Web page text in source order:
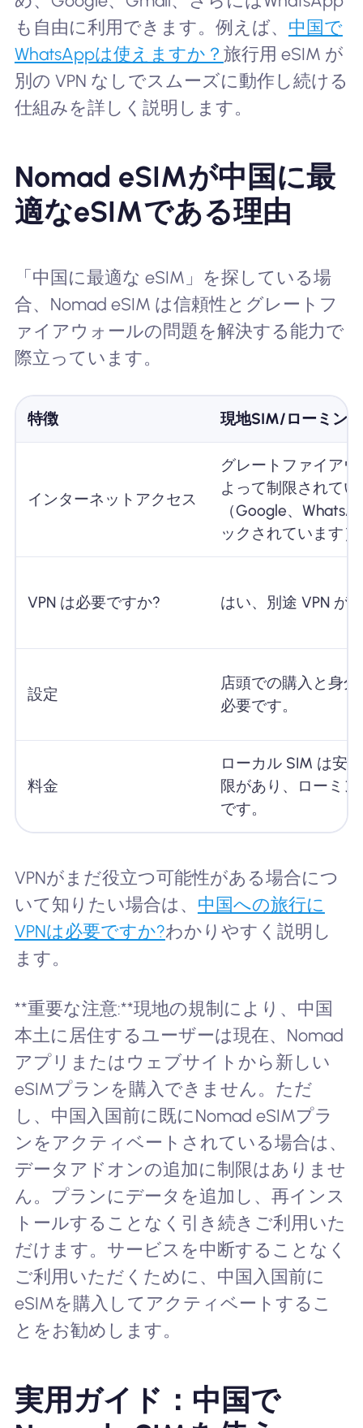
も自由に利用できます。例えば、 中国で
WhatsAppは使えますか？ 旅行用 eSIM が
別の VPN なしでスムーズに動作し続ける
仕組みを詳しく説明します。
Nomad eSIMが中国に最
適なeSIMである理由
「中国に最適な eSIM」を探している場
合、Nomad eSIM は信頼性とグレートフ
ァイアウォールの問題を解決する能力で
際立っています。
特徴 現地SIM/ローミング
インターネットアクセス
グレートファイア
よって制限されて
（Google、
ックされています）
VPN は必要ですか? はい、別途 VPN が
設定
店頭での購入と身
必要です。
料金
ローカル SIM は安
限があり、ローミ
です。
VPNがまだ役立つ可能性がある場合につ
いて知りたい場合は、 中国への旅行に
VPNは必要ですか?わかりやすく説明し
ます。
**重要な注意:**現地の規制により、中国
本土に居住するユーザーは現在、Nomad
アプリまたはウェブサイトから新しい
eSIMプランを購入できません。ただ
し、中国入国前に既にNomad eSIMプラ
ンをアクティベートされている場合は、
データアドオンの追加に制限はありませ
ん。プランにデータを追加し、再インス
トールすることなく引き続きご利用いた
だけます。サービスを中断することなく
ご利用いただくために、中国入国前に
eSIMを購入してアクティベートするこ
とをお勧めします。
実用ガイド：中国で